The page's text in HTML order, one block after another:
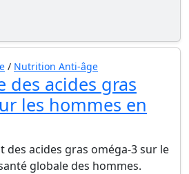
/ Nutrition Anti-âge
des acides gras
les hommes en
des acides gras oméga-3 sur le
globale des hommes.